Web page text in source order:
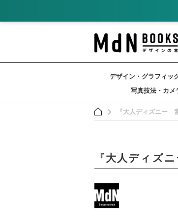
デザイン・グラフィッ
写真技法・カメ
『大人ディズニー
『大人ディズ